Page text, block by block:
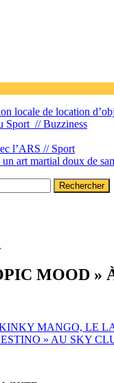
locale de location
Sport //Buzziness
l’ARS // Sport
art martial doux de
MOOD »
MANGO, LE
» AU SKY